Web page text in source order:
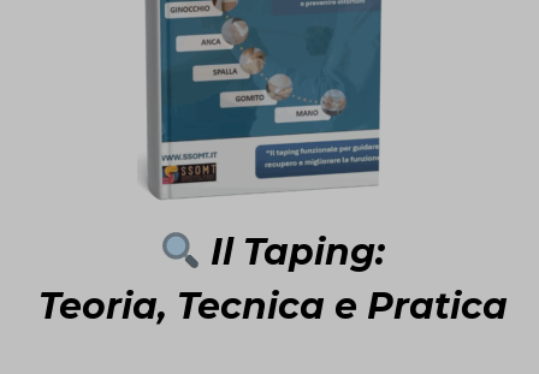
Il Taping:
Teoria, Tecnica e Pratica